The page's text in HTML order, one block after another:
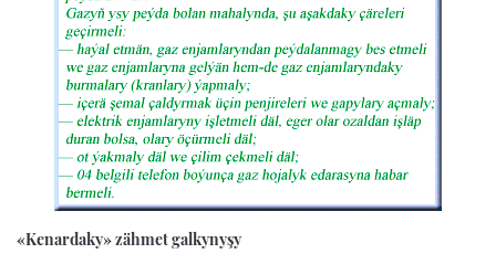
«Kenardaky» zähmet galkynyşy